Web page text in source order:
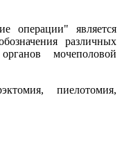
операции" является
различных
мочеполовой
пиелотомия,